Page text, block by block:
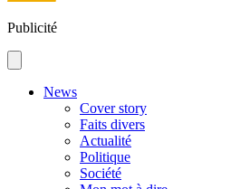
Publicité
News
Cover story
Faits divers
Actualité
Politique
Société